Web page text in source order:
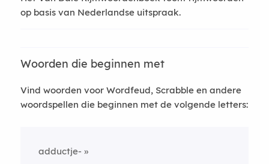
op basis van Nederlandse uitspraak.
Woorden die beginnen met
Vind woorden voor Wordfeud, Scrabble en andere
woordspellen die beginnen met de volgende letters:
adductje-